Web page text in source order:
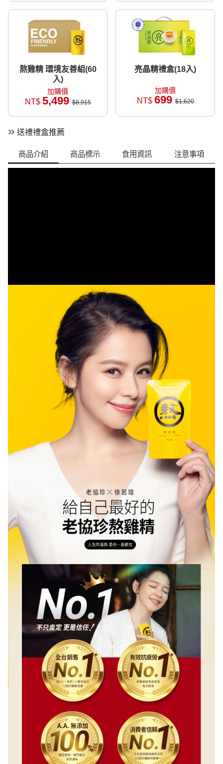
熬雞精 環境友善組(60
入)
加購價
NT$ 5,499$8,915
亮晶精禮盒(18入)
加購價
NT$ 699$1,620
送禮禮盒推薦
商品介紹 商品標示 食用資訊 注意事項